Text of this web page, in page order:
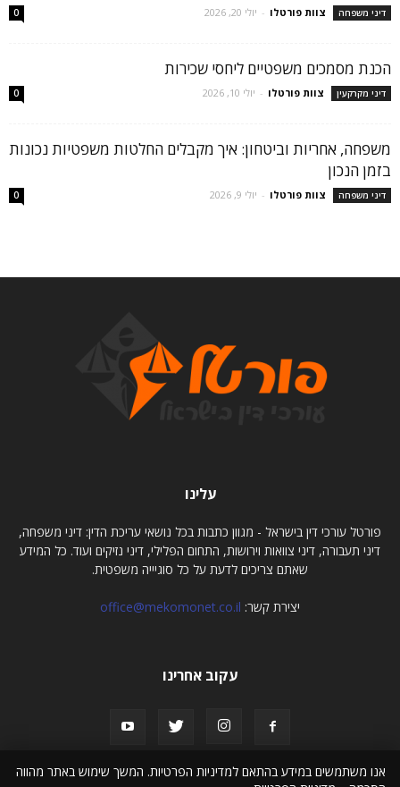
דיני משפחה צוות פורטלו - יולי 20, 2026 0
הכנת מסמכים משפטיים ליחסי שכירות
דיני מקרקעין צוות פורטלו - יולי 10, 2026 0
משפחה, אחריות וביטחון: איך מקבלים החלטות משפטיות נכונות
בזמן הנכון
דיני משפחה צוות פורטלו - יולי 9, 2026 0
עלינו
פורטל עורכי דין בישראל - מגוון כתבות בכל נושאי עריכת הדין: דיני משפחה,
דיני תעבורה, דיני צוואות וירושות, התחום הפלילי, דיני נזיקים ועוד. כל המידע
שאתם צריכים לדעת על כל סוגיייה משפטית.
יצירת קשר: office@mekomonet.co.il
עקוב אחרינו
אנו משתמשים במידע בהתאם למדיניות הפרטיות. המשך שימוש באתר מהווה